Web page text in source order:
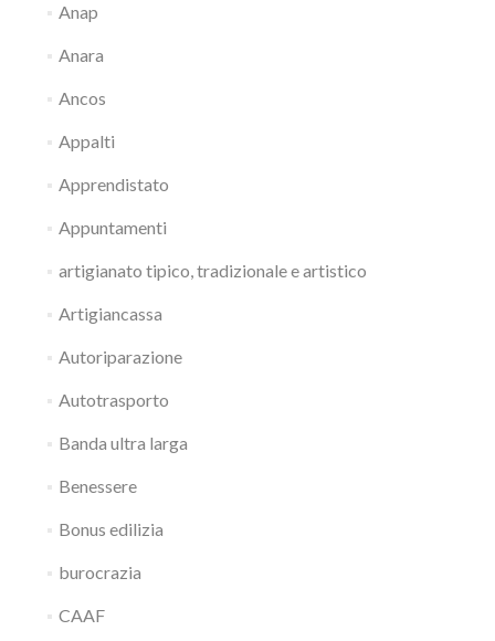
Anap
Anara
Ancos
Appalti
Apprendistato
Appuntamenti
artigianato tipico, tradizionale e artistico
Artigiancassa
Autoriparazione
Autotrasporto
Banda ultra larga
Benessere
Bonus edilizia
burocrazia
CAAF